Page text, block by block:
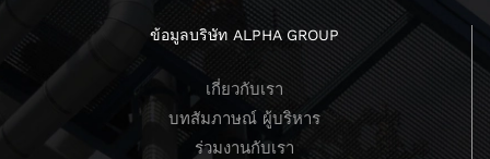
ข้อมูลบริษัท ALPHA GROUP
เกี่ยวกับเรา
บทสัมภาษณ์ ผู้บริหาร
ร่วมงานกับเรา